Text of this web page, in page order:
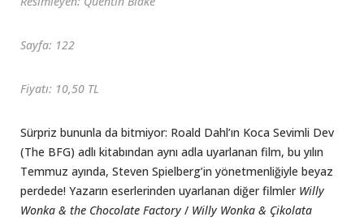
Sayfa: 122
Fiyatı: 10,50 TL
Sürpriz bununla da bitmiyor: Roald Dahl’ın Koca Sevimli Dev
(The BFG) adlı kitabından aynı adla uyarlanan film, bu yılın
Temmuz ayında, Steven Spielberg’in yönetmenliğiyle beyaz
perdede! Yazarın eserlerinden uyarlanan diğer filmler Willy
Wonka & the Chocolate Factory / Willy Wonka & Çikolata